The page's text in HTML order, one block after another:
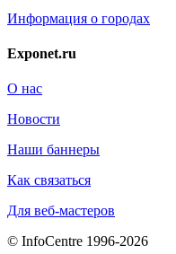
Информация о городах
Exponet.ru
О нас
Новости
Наши баннеры
Как связаться
Для веб-мастеров
© InfoCentre 1996-2026